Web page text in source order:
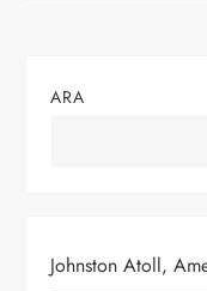
z
ARA
Johnston Atoll,